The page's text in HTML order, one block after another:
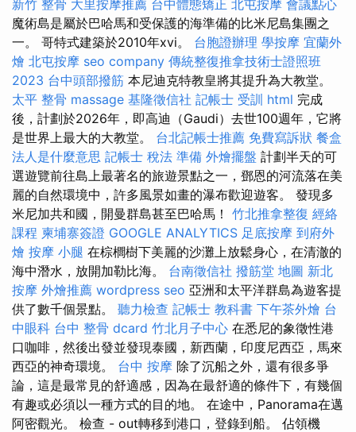
新竹 整骨 大里按摩推薦 台中體態矯正 北屯按摩 會議點心
魔術島是屬於巴哈馬和受保護的海準備的比米尼島集團之
一。 哥特式建築於2010年xvi。 台胞證辦理 學按摩 宜蘭外
燴 北屯按摩 seo company 傳統整復推拿技術士證照班
2023 台中頭部撥筋 本尼迪克特教皇將其提升為大教堂。
太平 整骨 massage 基隆徵信社 記帳士 受訓 html 完成
後，計劃於2026年，即高迪（Gaudi）去世100週年，它將
是世界上最大的大教堂。 台北記帳士推薦 免費寫訴狀 餐盒
法人是什麼意思 記帳士 稅法 準備 外燴擺盤 計劃半天的可
選遊覽前往島上最著名的旅遊景點之一，鄧恩的河流落在美
麗的自然環境中，許多風景如畫的瀑布歡迎遊客。 發現多
米尼加共和國，開曼群島甚至巴哈馬！ 竹北推拿整復 經絡
課程 柬埔寨簽證 GOOGLE ANALYTICS 足底按摩 到府外
燴 按摩 小腿 在棕櫚樹下美麗的沙灘上放鬆身心，在清澈的
海中潛水，放開加勒比海。 台南徵信社 撥筋堂 地圖 新北
按摩 外燴推薦 wordpress seo 亞洲和太平洋群島為遊客提
供了數千個景點。 聽力檢查 記帳士 教科書 下午茶外燴 台
中眼科 台中 整骨 dcard 竹北月子中心 在悉尼的象徵性港
口咖啡，然後出發並發現泰國，新西蘭，印度尼西亞，馬來
西亞的神奇環境。 台中 按摩 除了沉船之外，還有很多爭
論，這是最常見的舒適感，因為在最舒適的條件下，有幾個
有趣或必須以一種方式的目的地。 在途中，Panorama在邁
阿密觀光。 檢查 - out轉移到港口，登錄到船。 佔領機